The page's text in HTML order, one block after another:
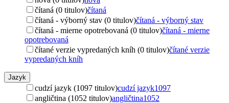
čítaná (0 titulov)čítaná
čítaná - výborný stav (0 titulov)čítaná - výborný stav
čítaná - mierne opotrebovaná (0 titulov)čítaná - mierne
opotrebovaná
čítané verzie vypredaných kníh (0 titulov)čítané verzie
vypredaných kníh
Jazyk
cudzí jazyk (1097 titulov)cudzí jazyk1097
angličtina (1052 titulov)angličtina1052